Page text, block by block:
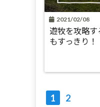
2021/02/08
遊牧を攻略
もすっきり！
1 2